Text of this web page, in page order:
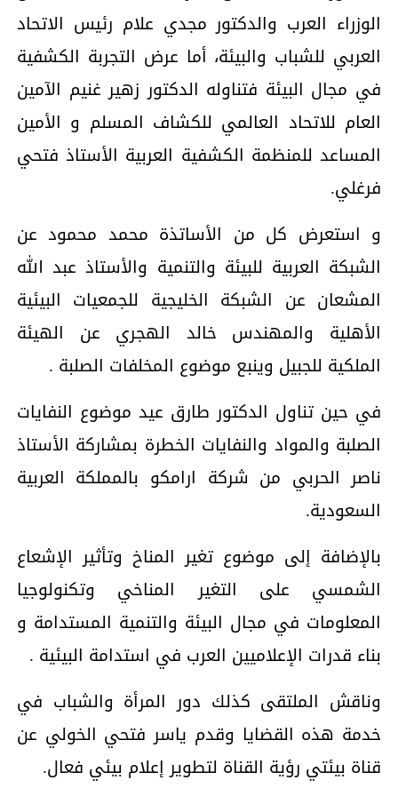
الوزراء العرب والدكتور مجدي علام رئيس الاتحاد
العربي للشباب والبيئة، أما عرض التجربة الكشفية
في مجال البيئة فتناوله الدكتور زهير غنيم الآمين
العام للاتحاد العالمي للكشاف المسلم و الأمين
المساعد للمنظمة الكشفية العربية الأستاذ فتحي
فرغلي.
و استعرض كل من الأساتذة محمد محمود عن
الشبكة العربية للبيئة والتنمية والأستاذ عبد الله
المشعان عن الشبكة الخليجية للجمعيات البيئية
الأهلية والمهندس خالد الهجري عن الهيئة
الملكية للجبيل وينبع موضوع المخلفات الصلبة .
في حين تناول الدكتور طارق عيد موضوع النفايات
الصلبة والمواد والنفايات الخطرة بمشاركة الأستاذ
ناصر الحربي من شركة ارامكو بالمملكة العربية
السعودية.
بالإضافة إلى موضوع تغير المناخ وتأثير الإشعاع
الشمسي على التغير المناخي وتكنولوجيا
المعلومات في مجال البيئة والتنمية المستدامة و
بناء قدرات الإعلاميين العرب في استدامة البيئية .
وناقش الملتقى كذلك دور المرأة والشباب في
خدمة هذه القضايا وقدم ياسر فتحي الخولي عن
قناة بيئتي رؤية القناة لتطوير إعلام بيئي فعال.